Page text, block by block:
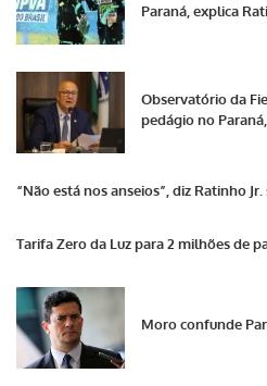
Paraná, explica
Observatório da
pedágio no
“Não está nos anseios”, diz Ratinho
Tarifa Zero da Luz para 2 milhões de
Moro confunde